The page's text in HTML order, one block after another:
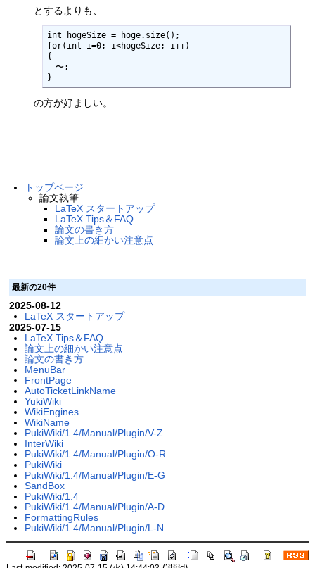
とするよりも、
int hogeSize = hoge.size();
for(int i=0; i<hogeSize; i++)
{
〜;
}
の方が好ましい。
トップページ
論文執筆
LaTeX スタートアップ
LaTeX Tips＆FAQ
論文の書き方
論文上の細かい注意点
最新の20件
2025-08-12
LaTeX スタートアップ
2025-07-15
LaTeX Tips＆FAQ
論文上の細かい注意点
論文の書き方
MenuBar
FrontPage
AutoTicketLinkName
YukiWiki
WikiEngines
WikiName
PukiWiki/1.4/Manual/Plugin/V-Z
InterWiki
PukiWiki/1.4/Manual/Plugin/O-R
PukiWiki
PukiWiki/1.4/Manual/Plugin/E-G
SandBox
PukiWiki/1.4
PukiWiki/1.4/Manual/Plugin/A-D
FormattingRules
PukiWiki/1.4/Manual/Plugin/L-N